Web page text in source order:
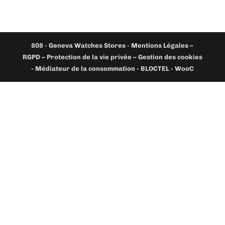
808 -Geneva Watches Stores - Mentions Légales –
RGPD – Protection de la vie privée – Gestion des cookies
- Médiateur de la consommation - BLOCTEL - WooC